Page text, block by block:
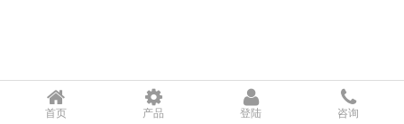
首页 产品 登陆 咨询